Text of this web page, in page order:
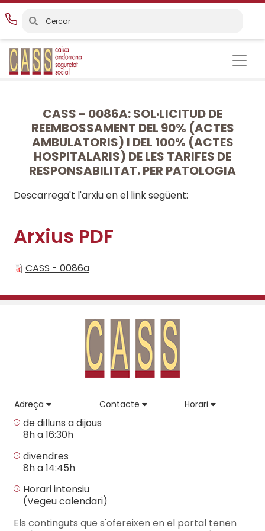
Vés
al
contingut
CASS - 0086A: SOL·LICITUD DE
REEMBOSSAMENT DEL 90% (ACTES
AMBULATORIS) I DEL 100% (ACTES
HOSPITALARIS) DE LES TARIFES DE
RESPONSABILITAT. PER PATOLOGIA
Descarrega't l'arxiu en el link següent:
Arxius PDF
CASS - 0086a
Adreça Contacte Horari
de dilluns a dijous
8h a 16:30h
divendres
8h a 14:45h
Horari intensiu
(Vegeu calendari)
Els continguts que s'ofereixen en el portal tenen